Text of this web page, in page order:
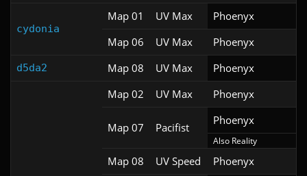
cydonia
Map 01 UV Max Phoenyx
Map 06
UV Max Phoenyx
d5da2 Map 08 UV Max Phoenyx
Map 02
UV Max Phoenyx
Map 07 Pacifist
Phoenyx
Also Reality
Map 08 UV Speed Phoenyx